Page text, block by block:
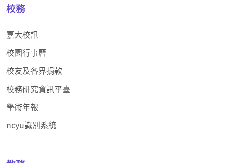
校務
嘉大校訊
校園行事曆
校友及各界捐款
校務研究資訊平臺
學術年報
ncyu識別系統